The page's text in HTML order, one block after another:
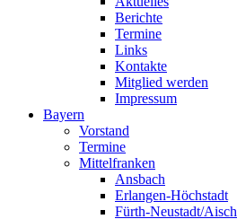
Berichte
Termine
Links
Kontakte
Mitglied werden
Impressum
Bayern
Vorstand
Termine
Mittelfranken
Ansbach
Erlangen-Höchstadt
Fürth-Neustadt/Aisch